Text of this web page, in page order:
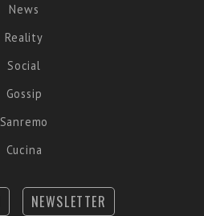
News
Reality
Social
Gossip
Sanremo
Cucina
NEWSLETTER